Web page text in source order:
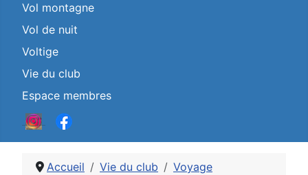
Vol montagne
Vol de nuit
Voltige
Vie du club
Espace membres
Accueil Vie du club
Voyage